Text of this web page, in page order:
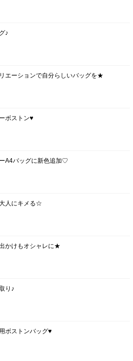
♪
エーションで自分らしいバッグを★
ボストン♥
A4バッグに新色追加♡
人にキメる☆
かけもオシャレに★
り♪
ボストンバッグ♥